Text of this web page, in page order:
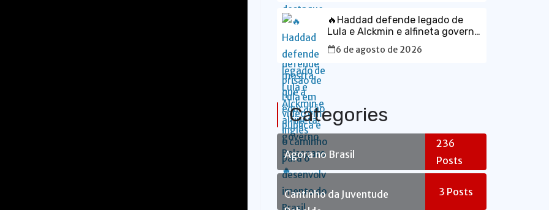
🔥Haddad defende legado de
Lula e Alckmin e alfineta governo
Bolsonaro🔥
6 de agosto de 2026
Categories
Agora no Brasil
236
Posts
Cantinho da Juventude
3 Posts